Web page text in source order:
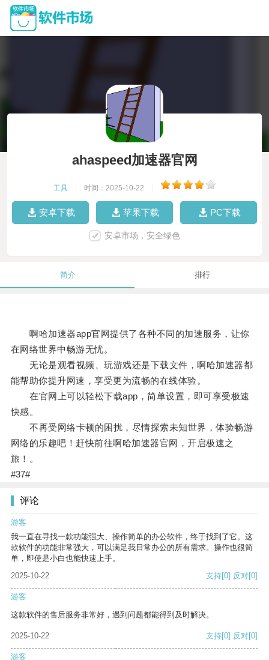
ahaspeed加速器官网
工具 时间：2025-10-22
安卓下载 苹果下载 PC下载
安卓市场，安全绿色
简介 排行
啊哈加速器app官网提供了各种不同的加速服务，让你
在网络世界中畅游无忧。
无论是观看视频、玩游戏还是下载文件，啊哈加速器都
能帮助你提升网速，享受更为流畅的在线体验。
在官网上可以轻松下载app，简单设置，即可享受极速
快感。
不再受网络卡顿的困扰，尽情探索未知世界，体验畅游
网络的乐趣吧！赶快前往啊哈加速器官网，开启极速之
旅！。
#37#
评论
游客
我一直在寻找一款功能强大、操作简单的办公软件，终于找到了它。这
款软件的功能非常强大，可以满足我日常办公的所有需求。操作也很简
单，即使是小白也能快速上手。
2025-10-22
支持[0] 反对[0]
游客
这款软件的售后服务非常好，遇到问题都能得到及时解决。
2025-10-22 支持[0] 反对[0]
游客